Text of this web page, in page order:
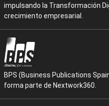
impulsando la Transformación
crecimiento empresarial.
BPS (Business Publications
forma parte de Nextwork360.